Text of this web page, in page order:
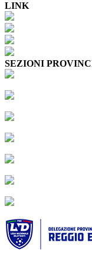
LINK
SEZIONI